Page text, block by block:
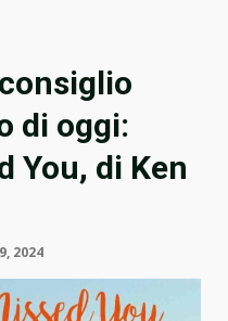
di oggi:
You, di Ken
2024